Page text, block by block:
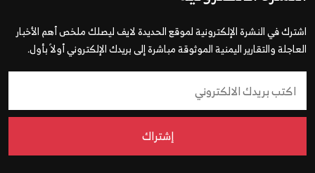
اشترك في النشرة الإلكترونية لموقع الحديدة لايف ليصلك ملخص أهم الأخبار
العاجلة والتقارير اليمنية الموثوقة مباشرة إلى بريدك الإلكتروني أولاً بأول.
إشتراك